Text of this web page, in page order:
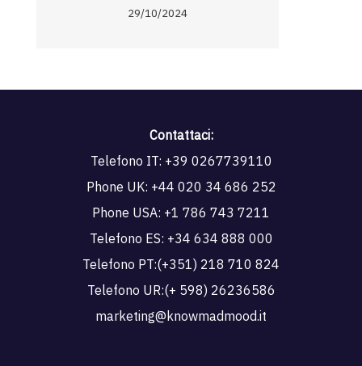
29/10/2024
Contattaci:
Telefono IT: +39 0267739110
Phone UK: +44 020 34 686 252
Phone USA: +1 786 743 7211
Telefono ES: +34 634 888 000
Telefono PT:(+351) 218 710 824
Telefono UR:(+ 598) 26236586
marketing@knowmadmood.it